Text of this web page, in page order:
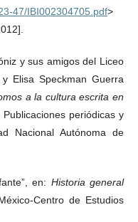
47/IBI002304705.pdf>
y sus amigos del Liceo
Elisa Speckman Guerra
a la cultura escrita en
Publicaciones periódicas y
Nacional Autónoma de
en: Historia general
Centro de Estudios